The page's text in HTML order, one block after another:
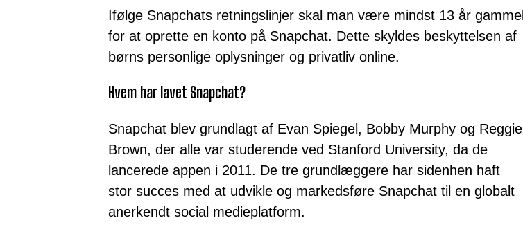
Ifølge Snapchats retningslinjer skal man være mindst 13 år gammel
for at oprette en konto på Snapchat. Dette skyldes beskyttelsen af
børns personlige oplysninger og privatliv online.
Hvem har lavet Snapchat?
Snapchat blev grundlagt af Evan Spiegel, Bobby Murphy og Reggie
Brown, der alle var studerende ved Stanford University, da de
lancerede appen i 2011. De tre grundlæggere har sidenhen haft
stor succes med at udvikle og markedsføre Snapchat til en globalt
anerkendt social medieplatform.